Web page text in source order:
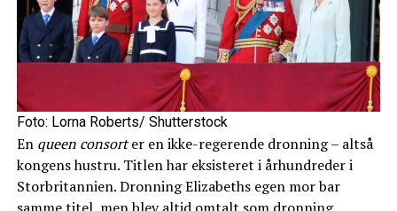
Foto: Lorna Roberts/ Shutterstock
En queen consorter en ikke-regerende dronning – altså
kongens hustru. Titlen har eksisteret i århundreder i
Storbritannien. Dronning Elizabeths egen mor bar